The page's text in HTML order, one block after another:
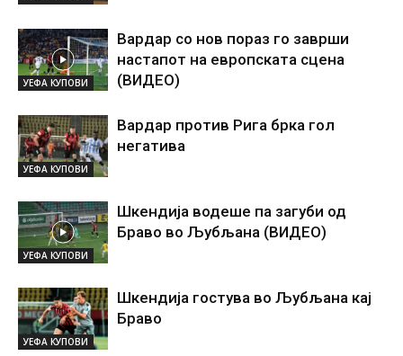
УЕФА КУПОВИ
Вардар со нов пораз го заврши
настапот на европската сцена
(ВИДЕО)
УЕФА КУПОВИ
Вардар против Рига брка гол
негатива
УЕФА КУПОВИ
Шкендија водеше па загуби од
Браво во Љубљана (ВИДЕО)
УЕФА КУПОВИ
Шкендија гостува во Љубљана кај
Браво